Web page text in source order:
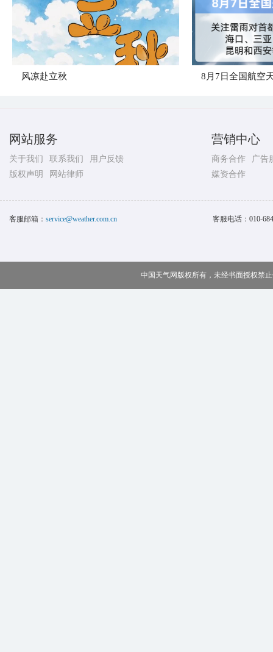
风凉赴立秋 8月7日全国航空
网站服务
关于我们 联系我们
用户反馈
版权声明
网站律师
营销中心
商务合作
广告
媒资合作
客服邮箱： service@weather.com.cn 客服电话： 010-
中国天气网版权所有，未经书面授权